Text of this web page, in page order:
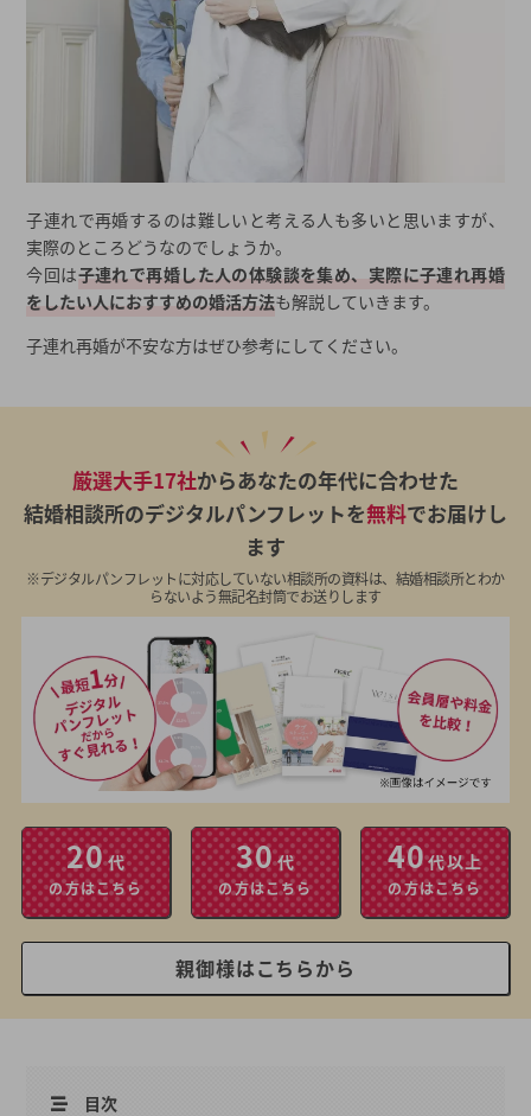
子連れで再婚するのは難しいと考える人も多いと思いますが、
実際のところどうなのでしょうか。
今回は子連れで再婚した人の体験談を集め、実際に子連れ再婚
をしたい人におすすめの婚活方法も解説していきます。
子連れ再婚が不安な方はぜひ参考にしてください。
厳選大手17社からあなたの年代に合わせた
結婚相談所のデジタルパンフレットを無料でお届けし
ます
※デジタルパンフレットに対応していない相談所の資料は、結婚相談所とわか
らないよう無記名封筒でお送りします
20代
の方はこちら
30代
の方はこちら
40代以上
の方はこちら
親御様はこちらから
目次